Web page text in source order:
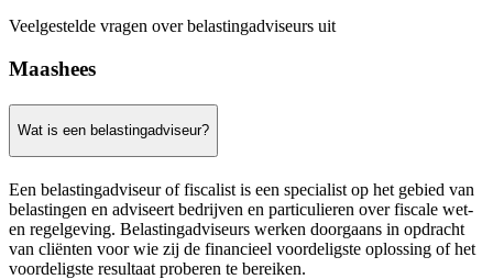
Veelgestelde vragen over belastingadviseurs uit
Maashees
Wat is een belastingadviseur?
Een belastingadviseur of fiscalist is een specialist op het gebied van
belastingen en adviseert bedrijven en particulieren over fiscale wet-
en regelgeving. Belastingadviseurs werken doorgaans in opdracht
van cliënten voor wie zij de financieel voordeligste oplossing of het
voordeligste resultaat proberen te bereiken.